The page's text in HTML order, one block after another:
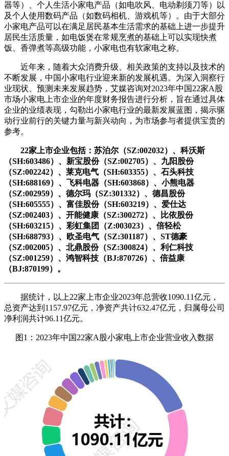
器等）、个人生活小家电产品（如电吹风、电动剃须刀等）以
及个人使用数码产品（如数码相机、游戏机等）。由于大部分
小家电产品可以在满足居民基本生活需求的基础上进一步提升
居民生活质量，如电饭煲在常规烹煮的基础上可以实现快煮
饭、香弹煮等高级功能，小家电也有软家电之称。
近年来，随着大众消费升级、相关政策的支持以及技术的
不断发展，中国小家电行业迎来新的发展机遇。为深入洞察行
业现状、预测未来发展趋势，艾媒咨询对2023年中国22家A股
市场小家电上市企业的年度财务报告进行分析，旨在通过具体
企业的业绩表现，勾勒出小家电行业的最新发展蓝图，揭示驱
动行业前行的关键力量与新兴动向，为市场参与者提供宝贵的
参考。
22家上市企业包括：苏泊尔（SZ:002032）、科沃斯
（SH:603486）、新宝股份（SZ:002705）、九阳股份
（SZ:002242）、莱克电气（SH:603355）、石头科技
（SH:688169）、飞科电器（SH:603868）、小熊电器
（SZ:002959）、德尔玛（SZ:301332）、德昌股份
（SH:605555）、富佳股份（SH:603219）、爱仕达
（SZ:002403）、开能健康（SZ:300272）、比依股份
（SH:603215）、彩虹集团（Z:003023）、倍轻松
（SH:688793）、欧圣电气（SZ:301187）、ST德豪
（SZ:002005）、北鼎股份（SZ:300824）、利仁科技
（SZ:001259）、鸿智科技（BJ:870726）、倍益康
（BJ:870199）。
据统计，以上22家上市企业2023年总营收1090.11亿元，
总资产达到1157.97亿元，净资产共计632.47亿元，归属母公司
净利润共计96.11亿元。
图1：2023年中国22家A股小家电上市企业营业收入数据